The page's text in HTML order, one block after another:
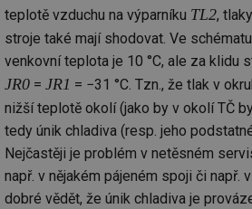
teplotě vzduchu na výparníku TL2, tlaky
stroje také mají shodovat. Ve
venkovní teplota je 10 °C, ale za klidu
JR0 = JR1 = −31 °C. Tzn., že tlak v
nižší teplotě okolí (jako by v okolí TČ
tedy únik chladiva (resp. jeho
Nejčastěji je problém v netěsném
např. v nějakém pájeném spoji či např.
dobré vědět, že únik chladiva je